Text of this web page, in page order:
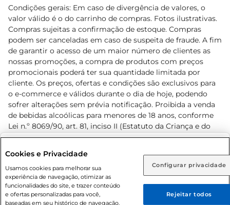
Rio de Janeiro (RJ) Goiás (GO)
Ou
Caso queira comprar online, informe como deseja receber
Condições gerais: Em caso de divergência de valores, o
valor válido é o do carrinho de compras. Fotos ilustrativas.
Compras sujeitas a confirmação de estoque. Compras
podem ser canceladas em caso de suspeita de fraude. A fim
de garantir o acesso de um maior número de clientes as
nossas promoções, a compra de produtos com preços
promocionais poderá ter sua quantidade limitada por
cliente. Os preços, ofertas e condições são exclusivos para
o e-commerce e válidos durante o dia de hoje, podendo
sofrer alterações sem prévia notificação. Proibida a venda
de bebidas alcoólicas para menores de 18 anos, conforme
Lei n.º 8069/90, art. 81, inciso II (Estatuto da Criança e do
Adolescente). Preços e condições exclusivos para o
prévio. O valor mínimo para as compras on-line é de R$
80,00.
Cookies e Privacidade
Usamos cookies para melhorar sua
experiência de navegação, otimizar as
funcionalidades do site, e trazer conteúdo
e ofertas personalizadas para você,
baseadas em seu histórico de navegação.
Configurar privacidade
Rejeitar todos